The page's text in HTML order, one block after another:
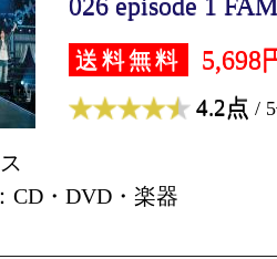
送料無料 5,698
4.2点 /
CD・DVD・楽器